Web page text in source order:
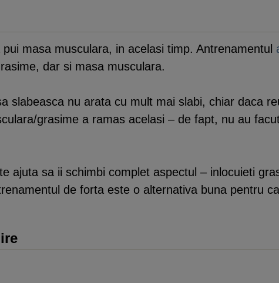
pui masa musculara, in acelasi timp. Antrenamentul
dar si masa musculara.
slabeasca nu arata cu mult mai slabi, chiar daca
grasime a ramas acelasi – de fapt, nu au
ajuta sa ii schimbi complet aspectul – inlocuieti
de forta este o alternativa buna pentru